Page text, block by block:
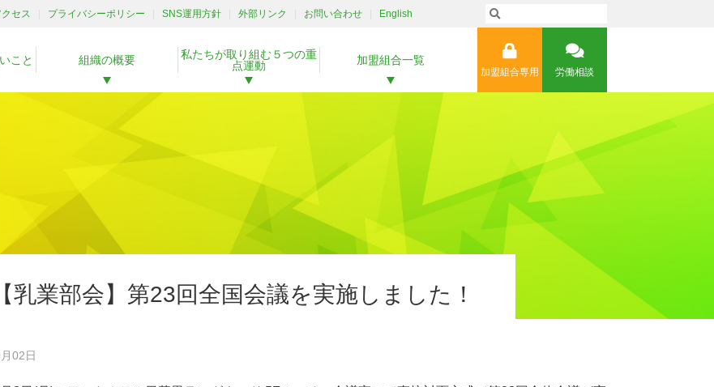
クセス プライバシーポリシー SNS運用方針 外部リンク お問い合わせ English
こと 組織の概要
私たちが取り組む５つの重
点運動
加盟組合一覧
加盟組合専用 労働相談
【乳業部会】第23回全国会議を実施しました！
02日